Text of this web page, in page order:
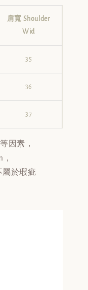
肩寬 Shoulder
Wid
35
36
37
因素，
屬於瑕疵